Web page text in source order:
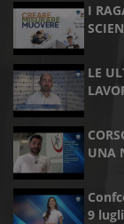
I
LE
UNA
9